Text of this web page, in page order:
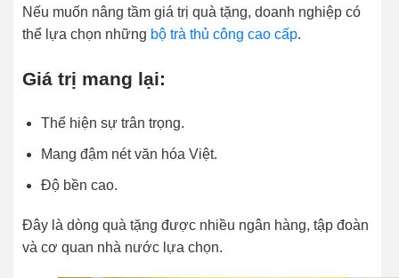
Nếu muốn nâng tầm giá trị quà tặng, doanh nghiệp có
thể lựa chọn những bộ trà thủ công cao cấp.
Giá trị mang lại:
Thể hiện sự trân trọng.
Mang đậm nét văn hóa Việt.
Độ bền cao.
Đây là dòng quà tặng được nhiều ngân hàng, tập đoàn
và cơ quan nhà nước lựa chọn.